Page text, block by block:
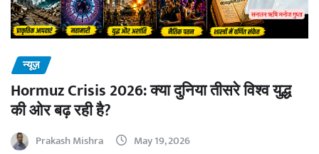
न्यूज़
Hormuz Crisis 2026: क्या दुनिया तीसरे विश्व युद्ध
की ओर बढ़ रही है?
Prakash Mishra May 19, 2026